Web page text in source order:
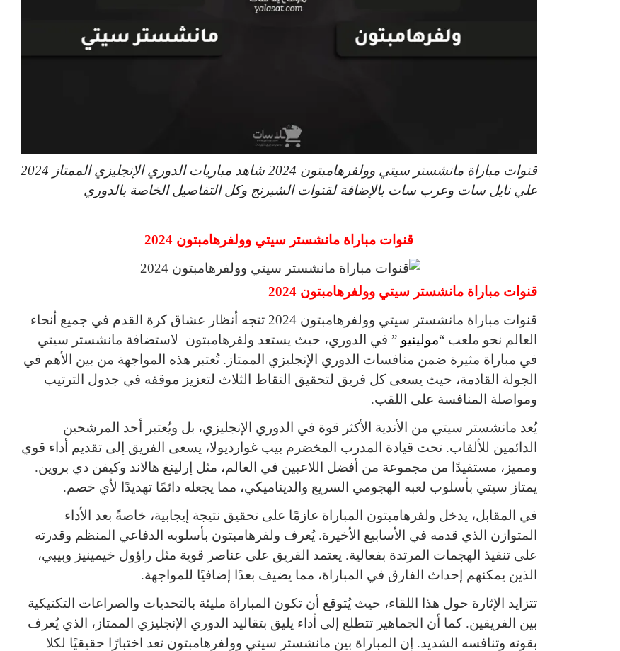
قنوات مباراة مانشستر سيتي وولفرهامبتون 2024 شاهد مباريات الدوري الإنجليزي الممتاز 2024
علي نايل سات وعرب سات بالإضافة لقنوات الشيرنج وكل التفاصيل الخاصة بالدوري
قنوات مباراة مانشستر سيتي وولفرهامبتون 2024
قنوات مباراة مانشستر سيتي وولفرهامبتون 2024
قنوات مباراة مانشستر سيتي وولفرهامبتون 2024 تتجه أنظار عشاق كرة القدم في جميع أنحاء
العالم نحو ملعب “مولينيو ” في الدوري، حيث يستعد ولفرهامبتون لاستضافة مانشستر سيتي
في مباراة مثيرة ضمن منافسات الدوري الإنجليزي الممتاز. تُعتبر هذه المواجهة من بين الأهم في
الجولة القادمة، حيث يسعى كل فريق لتحقيق النقاط الثلاث لتعزيز موقفه في جدول الترتيب
ومواصلة المنافسة على اللقب.
يُعد مانشستر سيتي من الأندية الأكثر قوة في الدوري الإنجليزي، بل ويُعتبر أحد المرشحين
الدائمين للألقاب. تحت قيادة المدرب المخضرم بيب غوارديولا، يسعى الفريق إلى تقديم أداء قوي
ومميز، مستفيدًا من مجموعة من أفضل اللاعبين في العالم، مثل إرلينغ هالاند وكيفن دي بروين.
يمتاز سيتي بأسلوب لعبه الهجومي السريع والديناميكي، مما يجعله دائمًا تهديدًا لأي خصم.
في المقابل، يدخل ولفرهامبتون المباراة عازمًا على تحقيق نتيجة إيجابية، خاصةً بعد الأداء
المتوازن الذي قدمه في الأسابيع الأخيرة. يُعرف ولفرهامبتون بأسلوبه الدفاعي المنظم وقدرته
على تنفيذ الهجمات المرتدة بفعالية. يعتمد الفريق على عناصر قوية مثل راؤول خيمينيز وبيبي،
الذين يمكنهم إحداث الفارق في المباراة، مما يضيف بعدًا إضافيًا للمواجهة.
تتزايد الإثارة حول هذا اللقاء، حيث يُتوقع أن تكون المباراة مليئة بالتحديات والصراعات التكتيكية
بين الفريقين. كما أن الجماهير تتطلع إلى أداء يليق بتقاليد الدوري الإنجليزي الممتاز، الذي يُعرف
بقوته وتنافسه الشديد. إن المباراة بين مانشستر سيتي وولفرهامبتون تعد اختبارًا حقيقيًا لكلا